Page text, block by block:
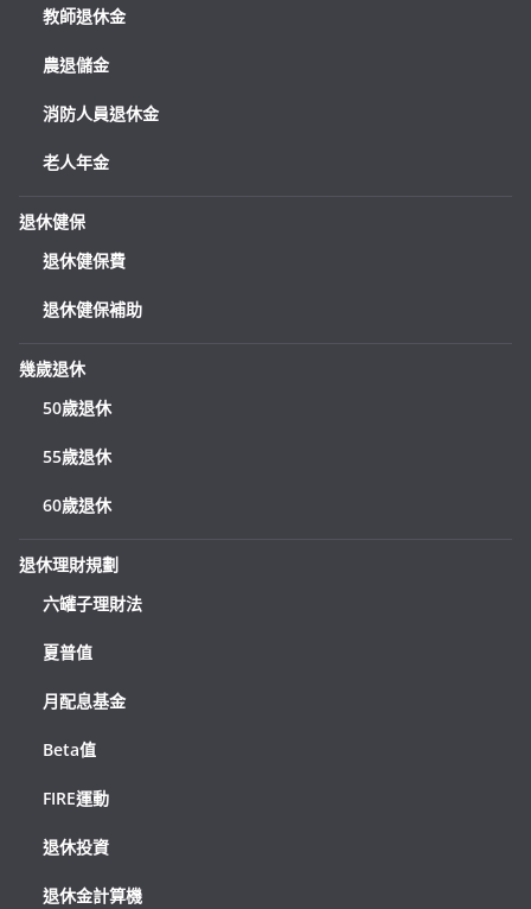
教師退休金
農退儲金
消防人員退休金
老人年金
退休健保
退休健保費
退休健保補助
幾歲退休
50歲退休
55歲退休
60歲退休
退休理財規劃
六罐子理財法
夏普值
月配息基金
Beta值
FIRE運動
退休投資
退休金計算機